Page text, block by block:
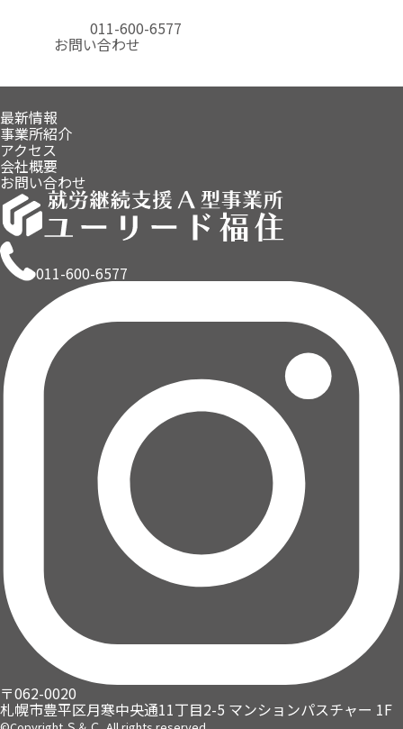
011-600-6577
お問い合わせ
最新情報
事業所紹介
アクセス
会社概要
お問い合わせ
011-600-6577
〒062-0020
札幌市豊平区月寒中央通11丁目2-5 マンションパスチャー 1F